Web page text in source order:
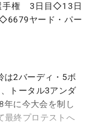
手権 3日目◇13日
ヤード・パー
は2バーディ・5ボ
トータル3アンダ
に今大会を制し
最終プロテストへ